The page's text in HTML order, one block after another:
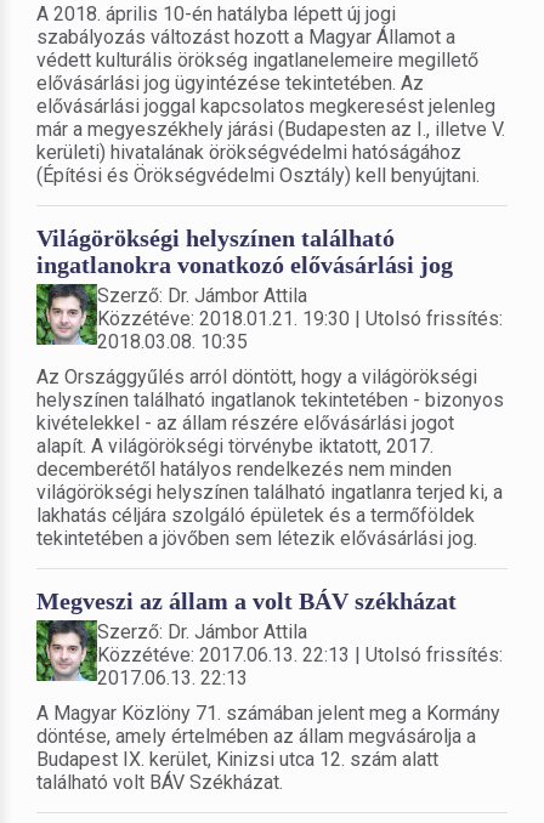
A 2018. április 10-én hatályba lépett új jogi
szabályozás változást hozott a Magyar Államot a
védett kulturális örökség ingatlanelemeire megillető
elővásárlási jog ügyintézése tekintetében. Az
elővásárlási joggal kapcsolatos megkeresést jelenleg
már a megyeszékhely járási (Budapesten az I., illetve V.
kerületi) hivatalának örökségvédelmi hatóságához
(Építési és Örökségvédelmi Osztály) kell benyújtani.
Világörökségi helyszínen található
ingatlanokra vonatkozó elővásárlási jog
Szerző: Dr. Jámbor Attila
Közzétéve: 2018.01.21. 19:30 | Utolsó frissítés:
2018.03.08. 10:35
Az Országgyűlés arról döntött, hogy a világörökségi
helyszínen található ingatlanok tekintetében - bizonyos
kivételekkel - az állam részére elővásárlási jogot
alapít. A világörökségi törvénybe iktatott, 2017.
decemberétől hatályos rendelkezés nem minden
világörökségi helyszínen található ingatlanra terjed ki, a
lakhatás céljára szolgáló épületek és a termőföldek
tekintetében a jövőben sem létezik elővásárlási jog.
Megveszi az állam a volt BÁV székházat
Szerző: Dr. Jámbor Attila
Közzétéve: 2017.06.13. 22:13 | Utolsó frissítés:
2017.06.13. 22:13
A Magyar Közlöny 71. számában jelent meg a Kormány
döntése, amely értelmében az állam megvásárolja a
Budapest IX. kerület, Kinizsi utca 12. szám alatt
található volt BÁV Székházat.